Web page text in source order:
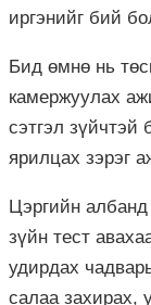
иргэнийг бий
Бид өмнө нь
камержуулах
сэтгэл зүйчтэй
ярилцах зэрэг
Цэргийн албанд
зүйн тест
удирдах
салаа захирах,